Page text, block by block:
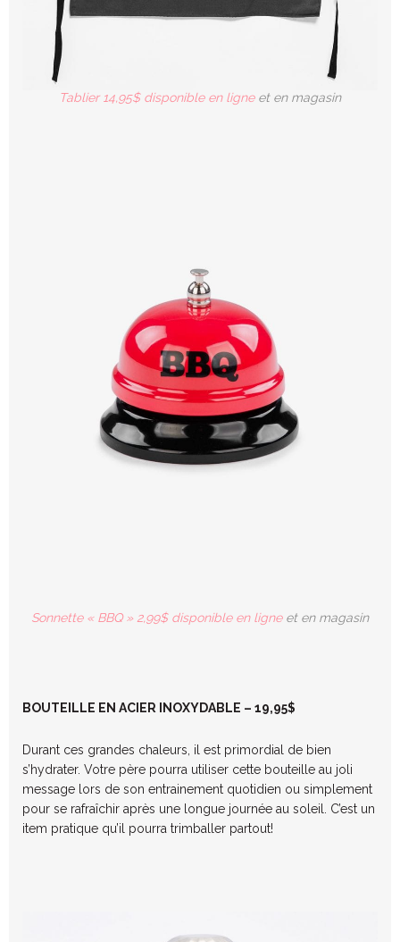
Tablier 14,95$ disponible en ligneet en magasin
Sonnette « BBQ » 2,99$ disponible en ligneet en magasin
BOUTEILLE EN ACIER INOXYDABLE – 19,95$
Durant ces grandes chaleurs, il est primordial de bien
s’hydrater. Votre père pourra utiliser cette bouteille au joli
message lors de son entrainement quotidien ou simplement
pour se rafraîchir après une longue journée au soleil. C’est un
item pratique qu’il pourra trimballer partout!